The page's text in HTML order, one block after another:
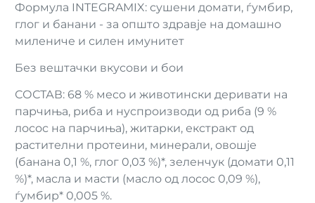
Формула INTEGRAMIX: сушени домати, ѓумбир,
глог и банани - за општо здравје на домашно
милениче и силен имунитет
Без вештачки вкусови и бои
СОСТАВ: 68 % месо и животински деривати на
парчиња, риба и нуспроизводи од риба (9 %
лосос на парчиња), житарки, екстракт од
растителни протеини, минерали, овошје
(банана 0,1 %, глог 0,03 %)*, зеленчук (домати 0,11
%)*, масла и масти (масло од лосос 0,09 %),
ѓумбир* 0,005 %.